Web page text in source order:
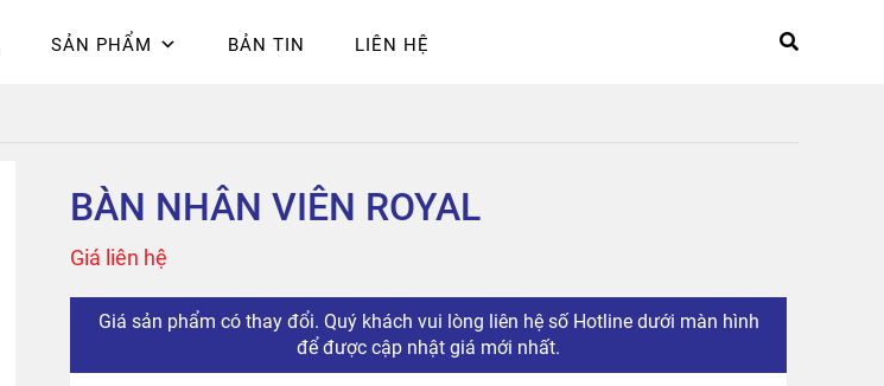
SẢN PHẨM BẢN TIN LIÊN HỆ
BÀN NHÂN VIÊN ROYAL
Giá liên hệ
Giá sản phẩm có thay đổi. Quý khách vui lòng liên hệ số Hotline dưới màn hình
để được cập nhật giá mới nhất.